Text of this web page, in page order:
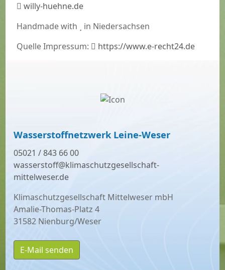
willy-huehne.de
Handmade with
in Niedersachsen
Quelle Impressum:
https://www.e-recht24.de
Wasserstoffnetzwerk Leine-Weser
05021 / 843 66 00
wasserstoff@klimaschutzgesellschaft-
mittelweser.de
Klimaschutzgesellschaft Mittelweser mbH
Amalie-Thomas-Platz 4
31582 Nienburg/Weser
E-Mail senden